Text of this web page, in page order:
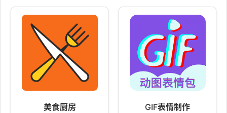
美食厨房 GIF表情制作